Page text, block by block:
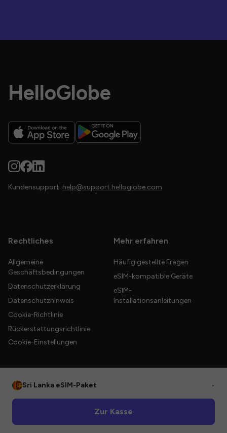
HelloGlobe
Kundensupport: help@support.helloglobe.com
Rechtliches
Allgemeine
Geschäftsbedingungen
Datenschutzerklärung
Datenschutzhinweis
Cookie-Richtlinie
Rückerstattungsrichtlinie
Cookie-Einstellungen
Mehr erfahren
Häufig gestellte Fragen
eSIM-kompatible Geräte
eSIM-
Installationsanleitungen
Sri Lanka eSIM-Paket •
Zur Kasse